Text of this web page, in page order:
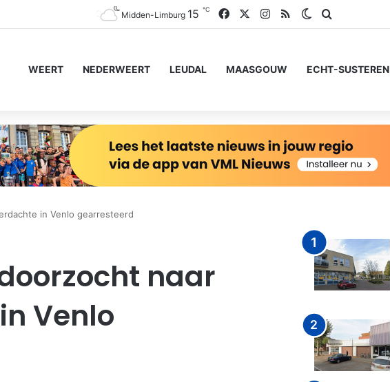
Midden-Limburg 15 ℃ FacebookInstagram
RSSSwitch skin
WEERT NEDERWEERT LEUDAL MAASGOUW ECHT-SUSTEREN
in Venlo gearresteerd
naar
Venlo